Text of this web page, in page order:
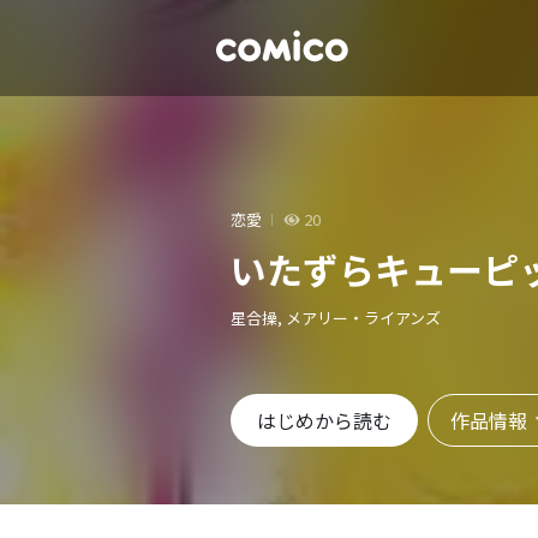
恋愛 20
いたずらキューピ
星合操, メアリー・ライアンズ
はじめから読む 作品情報